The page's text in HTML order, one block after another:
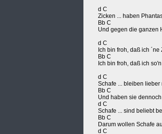
d C
Zicken ... haben
Bb C
Und gegen die ganzen
d C
Ich bin froh, daß ich
Bb C
Ich bin froh, daß ich
d C
Schafe ... bleiben lieber
Bb C
Und haben sie
d C
Schafe ... sind beliebt
Bb C
Darum wollen Schafe
d C